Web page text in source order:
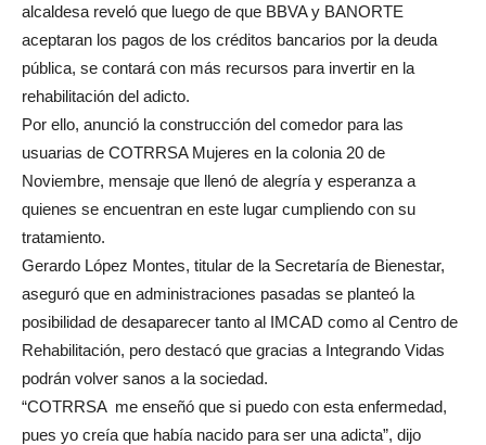
alcaldesa reveló que luego de que BBVA y BANORTE
aceptaran los pagos de los créditos bancarios por la deuda
pública, se contará con más recursos para invertir en la
rehabilitación del adicto.
Por ello, anunció la construcción del comedor para las
usuarias de COTRRSA Mujeres en la colonia 20 de
Noviembre, mensaje que llenó de alegría y esperanza a
quienes se encuentran en este lugar cumpliendo con su
tratamiento.
Gerardo López Montes, titular de la Secretaría de Bienestar,
aseguró que en administraciones pasadas se planteó la
posibilidad de desaparecer tanto al IMCAD como al Centro de
Rehabilitación, pero destacó que gracias a Integrando Vidas
podrán volver sanos a la sociedad.
“COTRRSA me enseñó que si puedo con esta enfermedad,
pues yo creía que había nacido para ser una adicta”, dijo